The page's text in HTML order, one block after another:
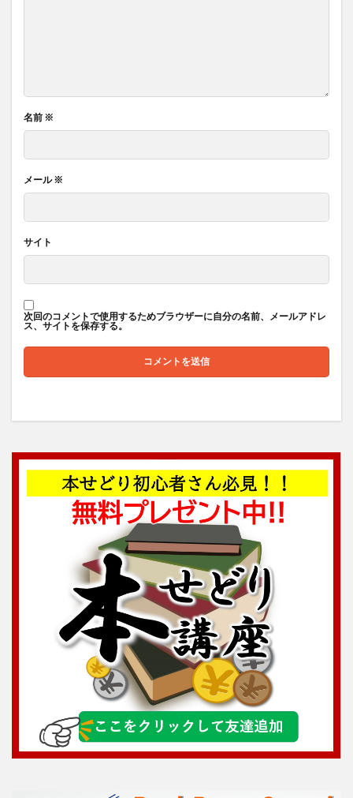
名前 ※
メール※
サイト
次回のコメントで使用するためブラウザーに自分の名前、メールアドレ
ス、サイトを保存する。